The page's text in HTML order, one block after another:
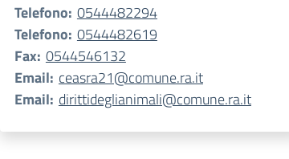
Telefono: 0544482294
Telefono: 0544482619
Fax: 0544546132
Email: ceasra21@comune.ra.it
Email: dirittideglianimali@comune.ra.it